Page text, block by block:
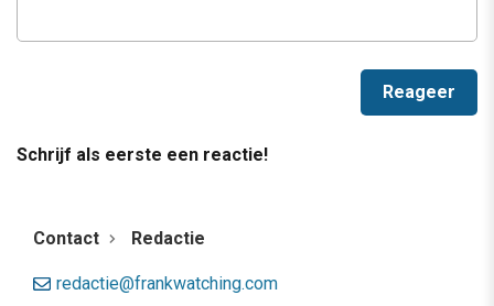
Schrijf als eerste een reactie!
Contact Redactie
redactie@frankwatching.com